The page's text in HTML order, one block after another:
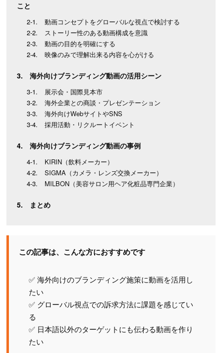
こと
動画コンセプトをグローバルな視点で検討する
ストーリー性のある動画構成を意識
動画の目的を明確にする
映像のみで理解出来る内容を心がける
海外向けブランディング動画の活用シーン
展示会・国際見本市
海外企業との商談・プレゼンテーション
海外向けWebサイトやSNS
採用活動・リクルートイベント
海外向けブランディング動画の事例
KIRIN（飲料メーカー）
SIGMA（カメラ・レンズ交換メーカー）
MILBON（美容サロン用ヘア化粧品専門企業）
まとめ
この記事は、こんな方におすすめです
✅ 海外向けのブランディング施策に動画を活用し
たい
✅ グローバル視点での訴求方法に課題を感じてい
る
✅ 日本語以外のターゲットにも伝わる動画を作り
たい